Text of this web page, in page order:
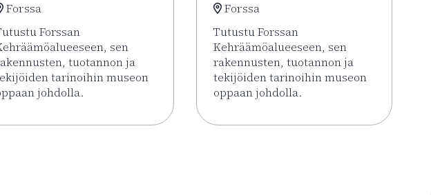
Forssa
Forssan
sen
tuotannon ja
tarinoihin museon
johdolla.
Lue lisää tapahtumasta Opastetut Kehräämökierrokset
Forssa
Tutustu Forssan
Kehräämöalueeseen, sen
rakennusten, tuotannon ja
tekijöiden tarinoihin museon
oppaan johdolla.
Lue lisää tapahtumasta Opastetut